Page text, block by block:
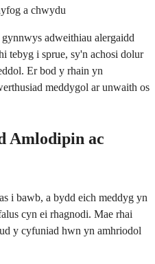
a chwydu
adweithiau alergaidd
tebyg i sprue, sy'n achosi dolur
Er bod y rhain yn
meddygol ar unwaith os
Amlodipin ac
i bawb, a bydd eich meddyg yn
cyn ei rhagnodi. Mae rhai
y cyfuniad hwn yn amhriodol